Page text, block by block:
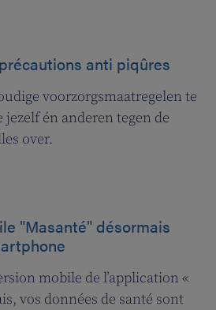
anti piqûres
voorzorgsmaatregelen te
én anderen tegen de
over.
"Masanté" désormais
mobile de l’application «